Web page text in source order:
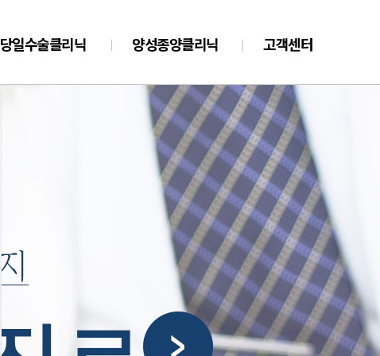
당일수술클리닉 양성종양클리닉 고객센터